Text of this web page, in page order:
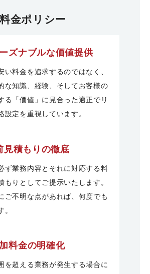
金ポリシー
ズナブルな価値提供
い料金を追求するのではなく、
な知識、経験、そしてお客様の
る「価値」に見合った適正でリ
設定を重視しています。
見積もりの徹底
ず業務内容とそれに対応する料
もりとしてご提示いたします。
ご不明な点があれば、何度でも
。
料金の明確化
を超える業務が発生する場合に